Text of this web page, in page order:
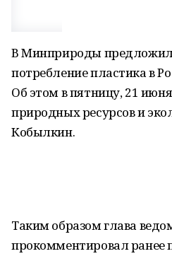
В Минприроды
потребление пластика в
Об этом в пятницу, 21
природных ресурсов и
Кобылкин.
Таким образом глава
прокомментировал ранее